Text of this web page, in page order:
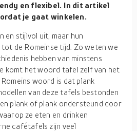
en flexibel. In dit artikel
je gaat winkelen.
en stijlvol uit, maar hun
de Romeinse tijd. Zo weten we
hebben van minstens
komt het woord tafel zelf van het
woord is dat plank
van deze tafels bestonden
plank of plank ondersteund door
ze eten en drinken
cafétafels zijn veel